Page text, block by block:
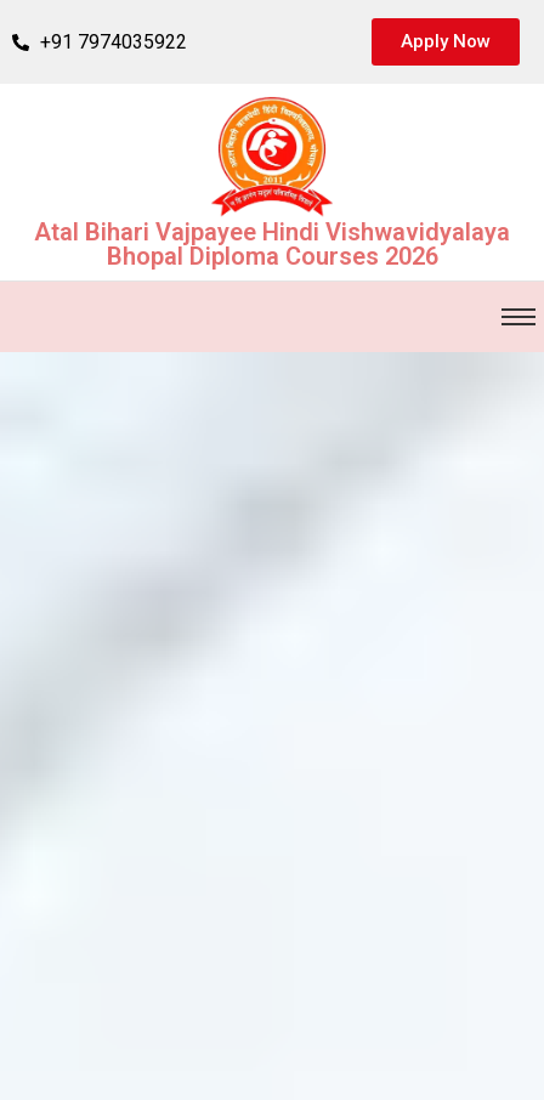
+91 7974035922 Apply Now
Atal Bihari Vajpayee Hindi Vishwavidyalaya
Bhopal Diploma Courses 2026